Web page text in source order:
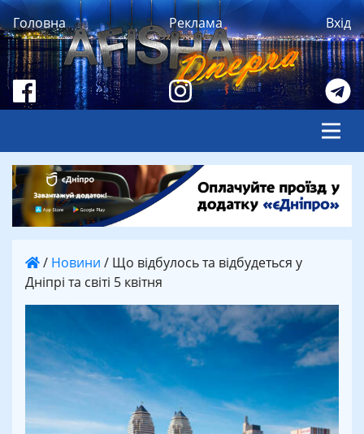
Головна Реклама Вхід
/ Новини / Що відбулось та відбудеться у
Дніпрі та світі 5 квітня